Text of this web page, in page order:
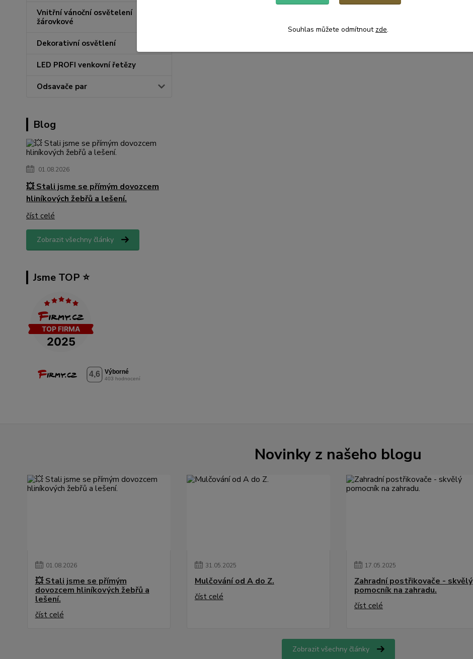
Vnitřní vánoční osvětelení
žárovkové
Dekorativní osvětlení
LED PROFI venkovní řetězy
Odsavače par
Blog
01.08.2026
💥 Stali jsme se přímým dovozcem
hliníkových žebřů a lešení.
číst celé
Zobrazit všechny články
Jsme TOP ⭐️
Novinky z našeho blogu
01.08.2026
💥 Stali jsme se přímým
dovozcem hliníkových žebřů a
lešení.
číst celé
31.05.2025
Mulčování od A do Z.
číst celé
17.05.2025
Zahradní postřikovače - skvělý
pomocník na zahradu.
číst celé
Zobrazit všechny články
Souhlas můžete odmítnout zde.